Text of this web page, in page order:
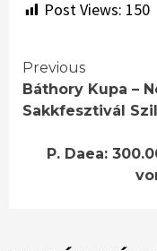
Post Views: 150
Continue
Reading
Previous
Báthory Kupa –
Sakkfesztivál
P. Daea: